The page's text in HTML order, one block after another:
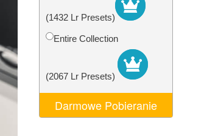
Video Editing Services(1432 Lr Presets)
Entire Collection
(2067 Lr Presets)
Darmowe Pobieranie